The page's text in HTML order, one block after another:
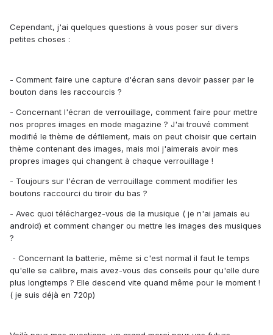
Cependant, j'ai quelques questions à vous poser sur divers
petites choses :
- Comment faire une capture d'écran sans devoir passer par le
bouton dans les raccourcis ?
- Concernant l'écran de verrouillage, comment faire pour mettre
nos propres images en mode magazine ? J'ai trouvé comment
modifié le thème de défilement, mais on peut choisir que certain
thème contenant des images, mais moi j'aimerais avoir mes
propres images qui changent à chaque verrouillage !
- Toujours sur l'écran de verrouillage comment modifier les
boutons raccourci du tiroir du bas ?
- Avec quoi téléchargez-vous de la musique ( je n'ai jamais eu
android) et comment changer ou mettre les images des musiques
?
- Concernant la batterie, même si c'est normal il faut le temps
qu'elle se calibre, mais avez-vous des conseils pour qu'elle dure
plus longtemps ? Elle descend vite quand même pour le moment !
( je suis déjà en 720p)